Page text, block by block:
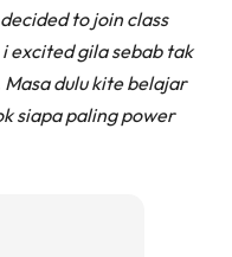
to join class
excited gila sebab tak
dulu kite belajar
siapa paling power